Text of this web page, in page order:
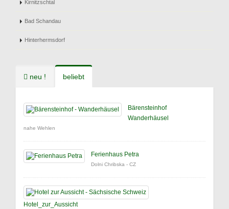
Kirnitzschtal
Bad Schandau
Hinterhermsdorf
neu ! beliebt
Bärensteinhof
Wanderhäusel
nahe Wehlen
Ferienhaus Petra
Dolni Chribska - CZ
Hotel_zur_Aussicht